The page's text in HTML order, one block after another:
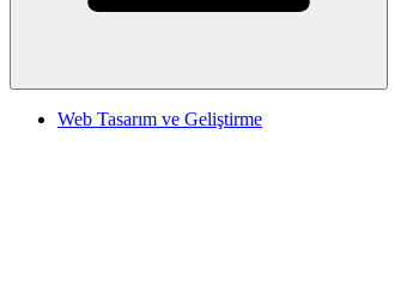
Web Tasarım ve Geliştirme